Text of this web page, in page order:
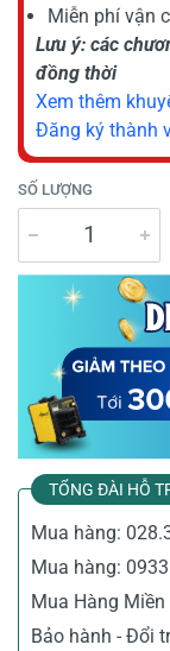
Miễn phí vận
Lưu ý: các
đồng thời
Xem thêm
Đăng ký thành
SỐ LƯỢNG
TỔNG ĐÀI HỖ
Mua hàng:
Mua hàng:
Mua Hàng Miền
Bảo hành - Đổi